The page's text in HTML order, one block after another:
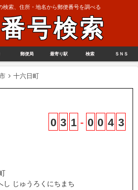
検索、住所・地名から郵便番号を調べる
号検索
郵便局 最寄り駅 検索 ＳＮＳ
十六日町
0 3 1 - 0 0 4 3
し じゅうろくにちまち